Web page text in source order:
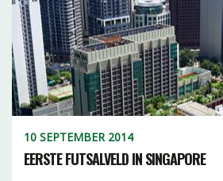
10 SEPTEMBER 2014
EERSTE FUTSALVELD IN SINGAPORE